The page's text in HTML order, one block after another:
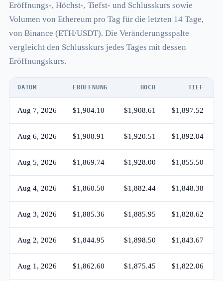
Eröffnungs-, Höchst-, Tiefst- und Schlusskurs sowie
Volumen von Ethereum pro Tag für die letzten 14 Tage,
von Binance (ETH/USDT). Die Veränderungsspalte
vergleicht den Schlusskurs jedes Tages mit dessen
Eröffnungskurs.
DATUM ERÖFFNUNG HOCH TIEF
Aug 7, 2026 $1,904.10 $1,908.61 $1,897.52
Aug 6, 2026 $1,908.91 $1,920.51 $1,892.04
Aug 5, 2026 $1,869.74 $1,928.00 $1,855.50
Aug 4, 2026 $1,860.50 $1,882.44 $1,848.38
Aug 3, 2026 $1,885.36 $1,885.95 $1,828.62
Aug 2, 2026 $1,844.95 $1,898.50 $1,843.67
Aug 1, 2026 $1,862.60 $1,875.45 $1,822.06